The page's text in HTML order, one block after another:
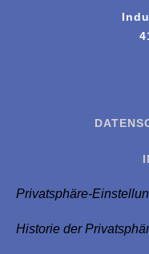
Privatsphäre-
Historie der